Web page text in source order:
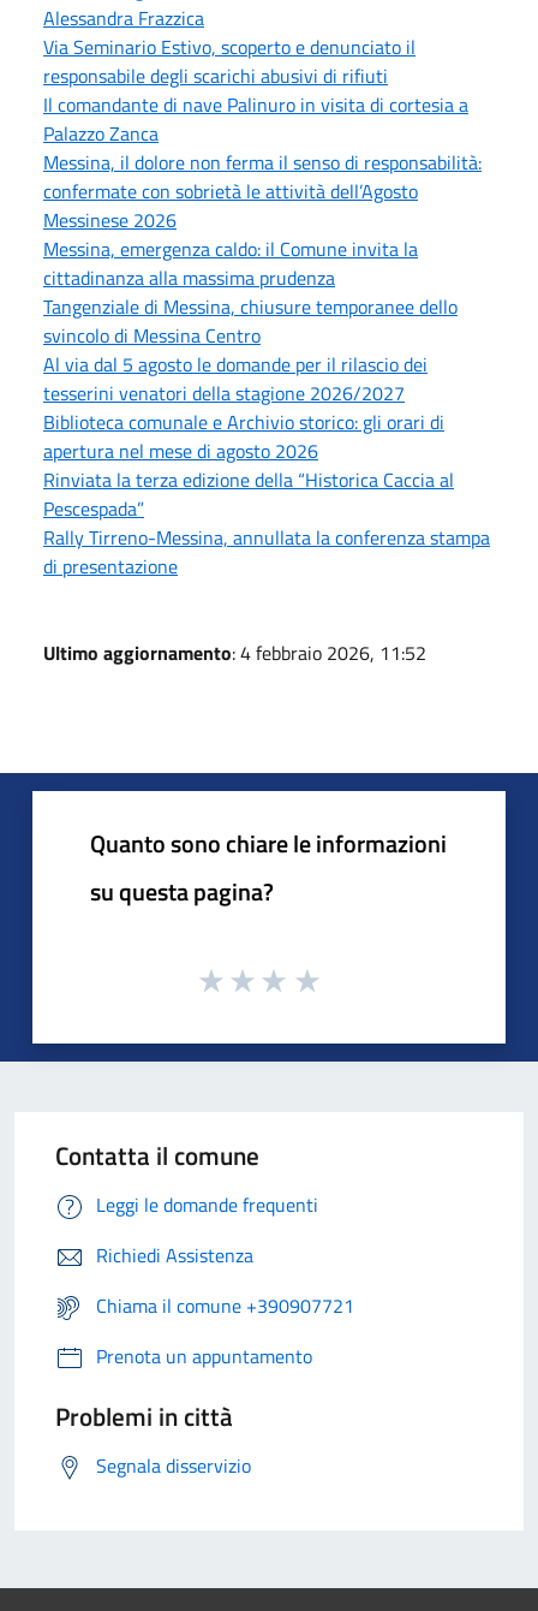
Alessandra Frazzica
Via Seminario Estivo, scoperto e denunciato il
responsabile degli scarichi abusivi di rifiuti
Il comandante di nave Palinuro in visita di cortesia a
Palazzo Zanca
Messina, il dolore non ferma il senso di responsabilità:
confermate con sobrietà le attività dell’Agosto
Messinese 2026
Messina, emergenza caldo: il Comune invita la
cittadinanza alla massima prudenza
Tangenziale di Messina, chiusure temporanee dello
svincolo di Messina Centro
Al via dal 5 agosto le domande per il rilascio dei
tesserini venatori della stagione 2026/2027
Biblioteca comunale e Archivio storico: gli orari di
apertura nel mese di agosto 2026
Rinviata la terza edizione della “Historica Caccia al
Pescespada”
Rally Tirreno-Messina, annullata la conferenza stampa
di presentazione
Ultimo aggiornamento: 4 febbraio 2026, 11:52
Quanto sono chiare le informazioni
su questa pagina?
Contatta il comune
Leggi le domande frequenti
Richiedi Assistenza
Chiama il comune +390907721
Prenota un appuntamento
Problemi in città
Segnala disservizio